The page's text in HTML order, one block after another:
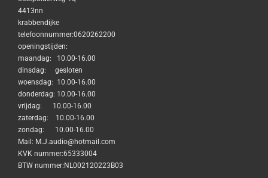
4413nn
krabbendijke
telefoonnummer:0620262200
openingstijden:
maandag: 10.00-16.00
dinsdag: gesloten
woensdag: 10.00-16.00
donderdag: 10.00-16.00
vrijdag: 10.00-16.00
zaterdag: 10.00-16.00
zondag: 10.00-16.00
Mail: M.J.audio@hotmail.com
KVK nummer:65333004
BTW nummer:NL002120223B03